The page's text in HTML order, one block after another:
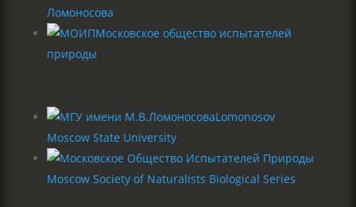
Ломоносова
Московское общество испытателей
природы
Lomonosov
Moscow State University
Moscow Society of Naturalists Biological Series